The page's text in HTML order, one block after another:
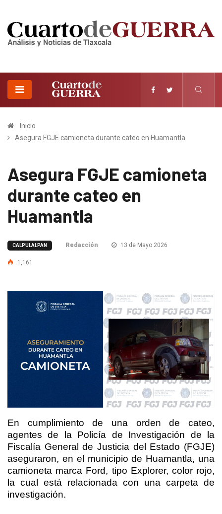
Inicio
Asegura FGJE camioneta durante cateo en Huamantla
Asegura FGJE camioneta
durante cateo en
Huamantla
CALPULALPAN Redacción 13 de Mayo 2026
1,161
En cumplimiento de una orden de cateo,
agentes de la Policía de Investigación de la
Fiscalía General de Justicia del Estado (FGJE)
aseguraron, en el municipio de Huamantla, una
camioneta marca Ford, tipo Explorer, color rojo,
la cual está relacionada con una carpeta de
investigación.